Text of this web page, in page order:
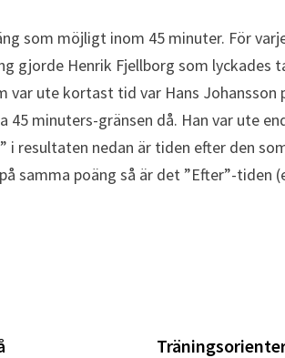
som möjligt inom 45 minuter. För
gjorde Henrik Fjellborg som lyckades
ute kortast tid var Hans Johansson
minuters-gränsen då. Han var ute
i resultaten nedan är tiden efter den
samma poäng så är det ”Efter”-tiden